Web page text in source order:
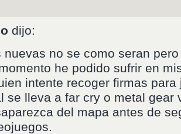
dijo:
nuevas no se como seran
he podido sufrir en
intente recoger firmas
se lleva a far cry o metal gear
del mapa antes de